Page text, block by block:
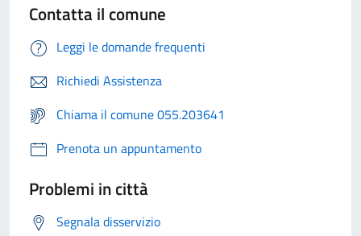
Contatta il comune
Leggi le domande frequenti
Richiedi Assistenza
Chiama il comune 055.203641
Prenota un appuntamento
Problemi in città
Segnala disservizio